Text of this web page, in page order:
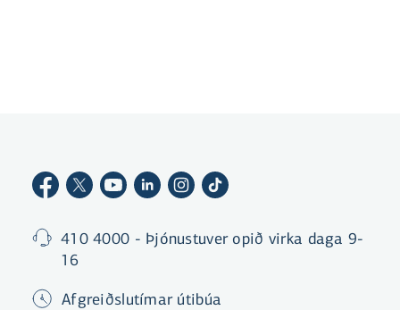
410 4000 - Þjónustuver opið virka daga 9-
16
Afgreiðslutímar útibúa